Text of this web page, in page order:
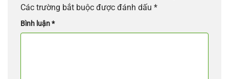
Các trường bắt buộc được đánh dấu *
Bình luận*